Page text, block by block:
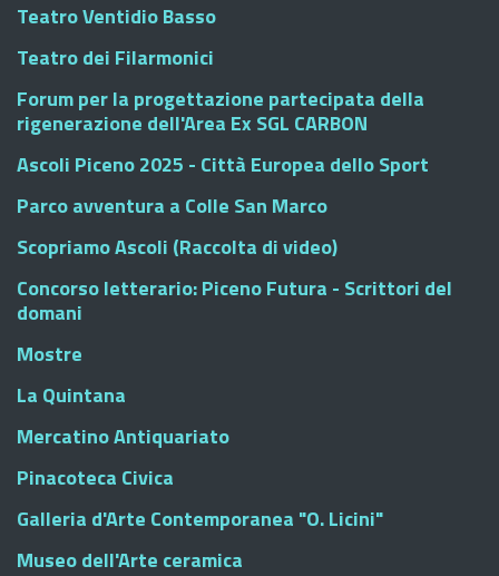
Teatro Ventidio Basso
Teatro dei Filarmonici
Forum per la progettazione partecipata della
rigenerazione dell'Area Ex SGL CARBON
Ascoli Piceno 2025 - Città Europea dello Sport
Parco avventura a Colle San Marco
Scopriamo Ascoli (Raccolta di video)
Concorso letterario: Piceno Futura - Scrittori del
domani
Mostre
La Quintana
Mercatino Antiquariato
Pinacoteca Civica
Galleria d'Arte Contemporanea "O. Licini"
Museo dell'Arte ceramica